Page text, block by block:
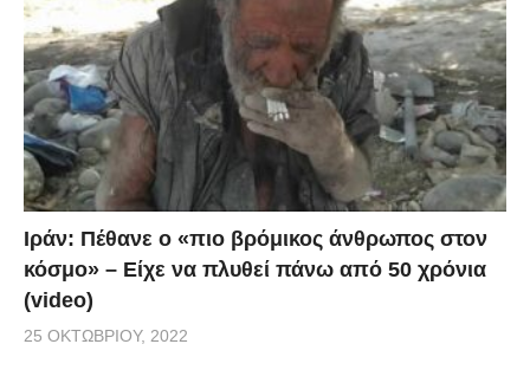
Ιράν: Πέθανε ο «πιο βρόμικος άνθρωπος στον
κόσμο» – Είχε να πλυθεί πάνω από 50 χρόνια
(video)
25 ΟΚΤΩΒΡΊΟΥ, 2022